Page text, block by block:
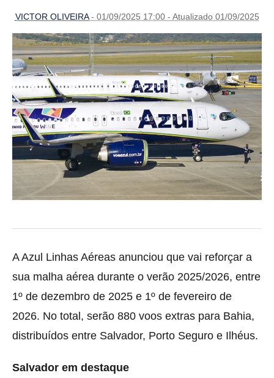
VICTOR OLIVEIRA- 01/09/2025 17:00 - Atualizado 01/09/2025
A Azul Linhas Aéreas anunciou que vai reforçar a
sua malha aérea durante o verão 2025/2026, entre
1º de dezembro de 2025 e 1º de fevereiro de
2026. No total, serão 880 voos extras para Bahia,
distribuídos entre Salvador, Porto Seguro e Ilhéus.
Salvador em destaque